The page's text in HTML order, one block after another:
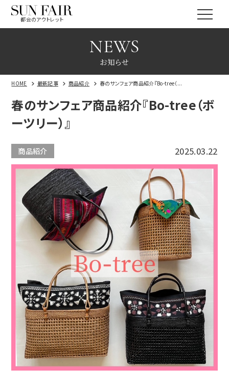
都会のアウトレット
NEWS
お知らせ
HOME 最新記事 商品紹介 春のサンフェア商品紹介『Bo-tree（...
春のサンフェア商品紹介『Bo-tree（ボ
ーツリー）』
商品紹介 2025.03.22